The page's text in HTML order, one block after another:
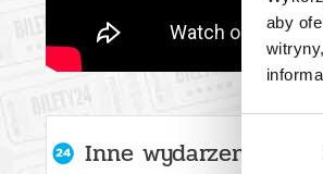
aby
zgody
Inne wydarzenia